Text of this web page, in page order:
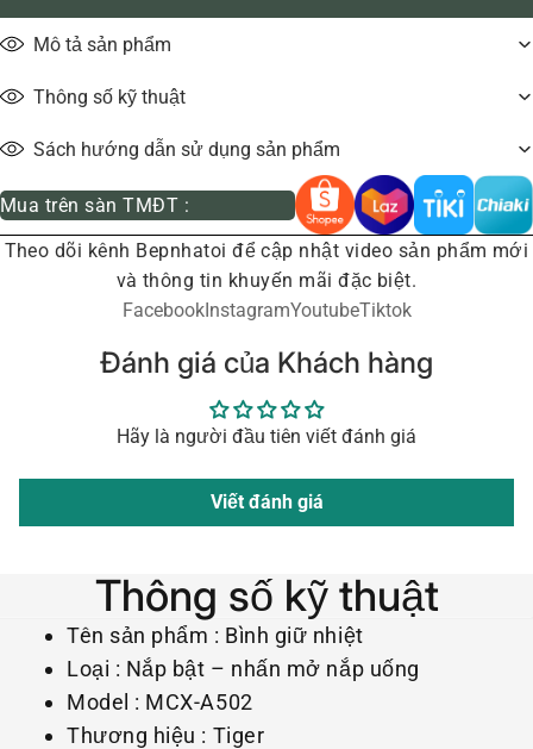
Mô tả sản phẩm
Thông số kỹ thuật
Sách hướng dẫn sử dụng sản phẩm
Mua trên sàn TMĐT :
Theo dõi kênh Bepnhatoi để cập nhật video sản phẩm mới
và thông tin khuyến mãi đặc biệt.
FacebookInstagramYoutubeTiktok
Đánh giá của Khách hàng
Hãy là người đầu tiên viết đánh giá
Viết đánh giá
Thông số kỹ thuật
Tên sản phẩm : Bình giữ nhiệt
Loại : Nắp bật – nhấn mở nắp uống
Model : MCX-A502
Thương hiệu : Tiger